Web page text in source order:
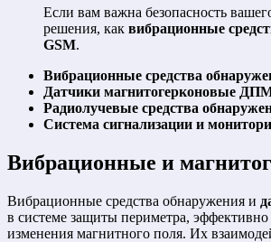
Если вам важна безопасность
решения, как вибрационные
GSM.
Вибрационные средства
Датчики магнитогерконовые
Радиолучевые средства
Система сигнализации и
Вибрационные и
Вибрационные средства обнаружения и
в системе защиты периметра,
изменения магнитного поля. Их